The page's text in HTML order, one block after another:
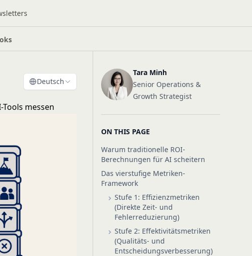
Deutsch
messen
Tara Minh
Senior Operations &
Growth Strategist
ON THIS PAGE
Warum traditionelle ROI-
Berechnungen für AI scheitern
Das vierstufige Metriken-
Framework
Stufe 1: Effizienzmetriken
(Direkte Zeit- und
Fehlerreduzierung)
Stufe 2: Effektivitätsmetriken
(Qualitäts- und
Entscheidungsverbesserung)